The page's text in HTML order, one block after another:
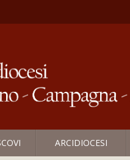
ARCIDIOCESI